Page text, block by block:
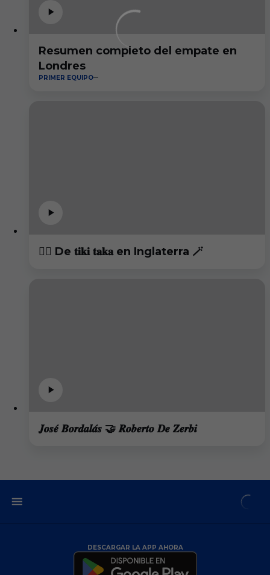
Resumen completo del empate en
Londres
PRIMER EQUIPO
😮‍💨 De 𝐭𝐢𝐤𝐢 𝐭𝐚𝐤𝐚 en Inglaterra 🪄
𝑱𝒐𝒔𝒆́ 𝑩𝒐𝒓𝒅𝒂𝒍𝒂́𝒔 🤝 𝑹𝒐𝒃𝒆𝒓𝒕𝒐 𝑫𝒆 𝒁𝒆𝒓𝒃𝒊
DESCARGAR LA APP AHORA